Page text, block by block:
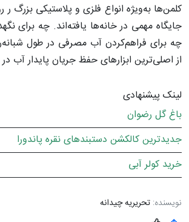
کلمن‌ها به‌ویژه انواع فلزی و پلاستیکی بزرگ ر
جایگاه مهمی در خانه‌ها یافته‌اند. چه برای
چه برای فراهم‌کردن آب مصرفی در طول
از اصلی‌ترین ابزارهای حفظ جریان پایدار آب
لینک پیشنهادی
باغ گل رضوان
جدیدترین کالکشن دستبندهای نقره پاندورا
خرید کولر آبی
نویسنده: تحریریه چیدانه